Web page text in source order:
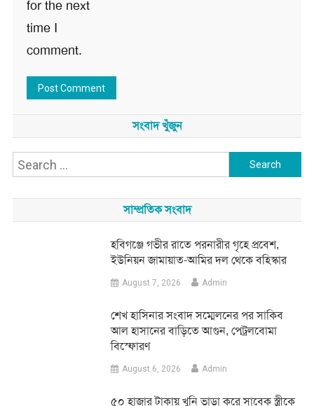
for the next
time I
comment.
সংবাদ খুঁজুন
Search
সাম্প্রতিক সংবাদ
হবিগঞ্জে গভীর রাতে পরনারীর গৃহে প্রবেশ,
ইউনিয়ন জামায়াত-আমির দল থেকে বহিস্কার
August 7, 2026 Admin
শেখ হাসিনার সংবাদ সম্মেলনের পর সাকিব
আল হাসানের বাড়িতে আগুন, পেট্রলবোমা
বিস্ফোরণ
August 6, 2026 Admin
৫০ হাজার টাকায় খুনি ভাড়া করে সাবেক স্ত্রীকে